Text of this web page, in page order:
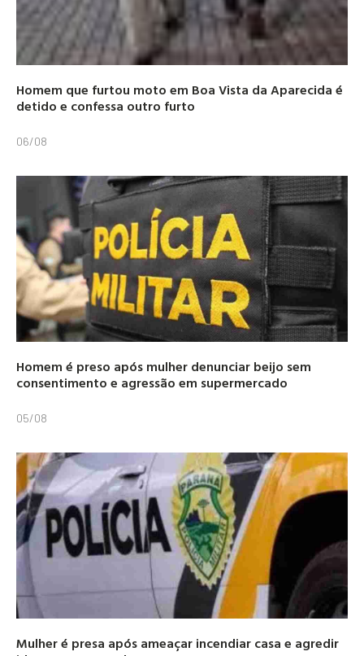
Homem que furtou moto em Boa Vista da Aparecida é
detido e confessa outro furto
06/08
Homem é preso após mulher denunciar beijo sem
consentimento e agressão em supermercado
05/08
Mulher é presa após ameaçar incendiar casa e agredir